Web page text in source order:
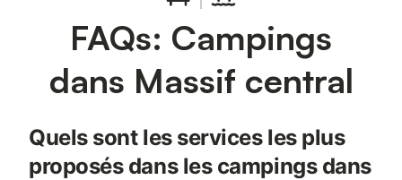
FAQs: Campings
dans Massif central
Quels sont les services les plus
proposés dans les campings dans